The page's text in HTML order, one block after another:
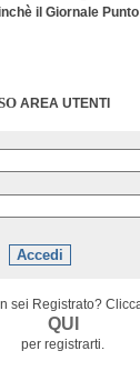
il Giornale
AREA UTENTI
sei Registrato?
QUI
per registrarti.